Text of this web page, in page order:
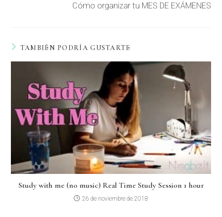
Cómo organizar tu MES DE EXÁMENES
TAMBIÉN PODRÍA GUSTARTE
Study with me (no music) Real Time Study Session 1 hour
26 de noviembre de 2018